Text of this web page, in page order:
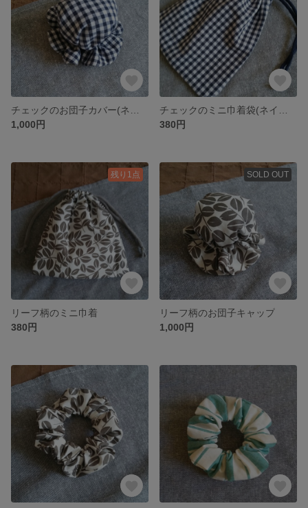
1,000円
380円
残り1点
リーフ柄のミニ巾着
380円
SOLD OUT
リーフ柄のお団子キャップ
1,000円